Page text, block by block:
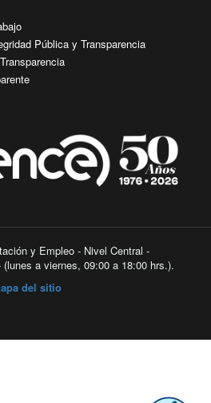
Pública y Transparencia
y Empleo - Nivel Central -
a viernes, 09:00 a 18:00 hrs.).
del sitio